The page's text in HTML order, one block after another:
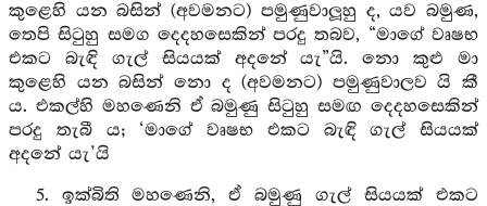
කුළෙහි යන බසින් (අවමනට) පමුණුවාලූහු ද, යව බමුණ,
තෙපි සිටුහු සමග දෙදහසෙකින් පරදු තබව, “මාගේ වෘෂභ
එකට බැඳි ගැල් සියයක් අදනේ යැ”යි. නො කුළු මා
කුළෙහි යන බසින් නො ද (අවමනට) පමුණුවාලව යි කී
ය. එකල්හි මහණෙනි ඒ බමුණු සිටුහු සමඟ දෙදහසෙකින්
පරදු තැබී ය; ‘මාගේ වෘෂභ එකට බැඳි ගැල් සියයක්
අදනේ යැ’යි
5. ඉක්බිති මහණෙනි, ඒ බමුණු ගැල් සියයක් එකට